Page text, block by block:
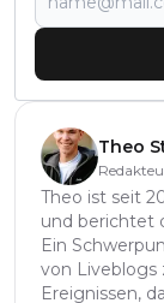
Theo
Theo ist seit
und berichtet
Ein
von Liveblogs
Ereignissen,